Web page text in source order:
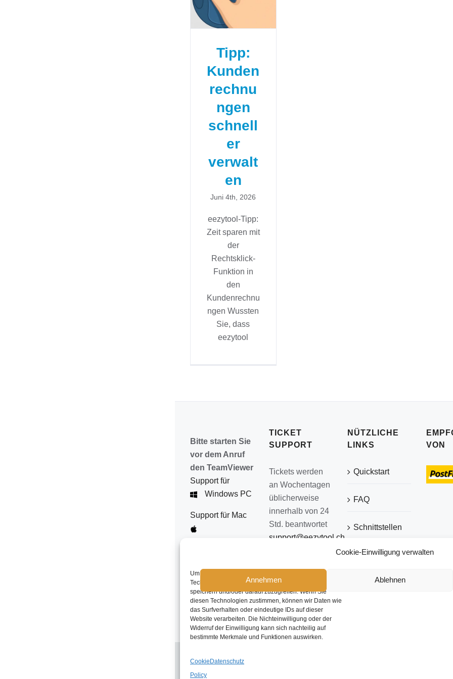
Cookie-Einwilligung verwalten
Um die besten Erlebnisse zu bieten, verwenden wir
Technologien wie Cookies, um Geräteinformationen zu
speichern und/oder darauf zuzugreifen. Wenn Sie
diesen Technologien zustimmen, können wir Daten wie
das Surfverhalten oder eindeutige IDs auf dieser
Website verarbeiten. Die Nichteinwilligung oder der
Widerruf der Einwilligung kann sich nachteilig auf
bestimmte Merkmale und Funktionen auswirken.
Annehmen Ablehnen
Cookie
Policy
Datenschutz
Tipp:
Kunden
rechnu
ngen
schnell
er
verwalt
en
Juni 4th, 2026
eezytool-Tipp:
Zeit sparen mit
der
Rechtsklick-
Funktion in
den
Kundenrechnu
ngen Wussten
Sie, dass
eezytool
Bitte starten Sie
vor dem Anruf
den TeamViewer
Support für
Windows PC
Support für Mac
TICKET
SUPPORT
Tickets werden
an Wochentagen
üblicherweise
innerhalb von 24
Std. beantwortet
support@eezytool.ch
NÜTZLICHE
LINKS
Quickstart
FAQ
Schnittstellen
AGB
Datenschutz
VON